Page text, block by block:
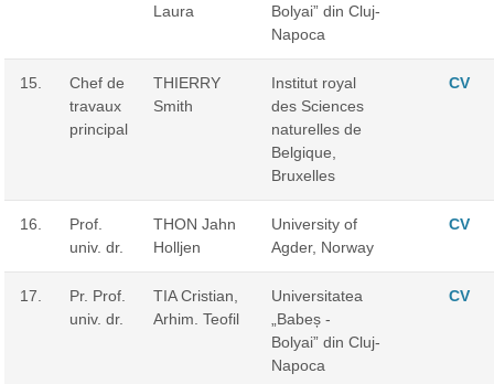
Laura
Bolyai” din Cluj-
Napoca
15.
Chef de
travaux
principal
THIERRY
Smith
Institut royal
des Sciences
naturelles de
Belgique,
Bruxelles
CV
16.
Prof.
univ. dr.
THON Jahn
Holljen
University of
Agder, Norway
CV
17.
Pr. Prof.
univ. dr.
TIA Cristian,
Arhim. Teofil
Universitatea
„Babeș -
Bolyai” din Cluj-
Napoca
CV